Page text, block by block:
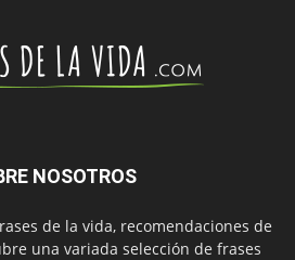
NOSOTROS
de la vida, recomendaciones de
una variada selección de frases